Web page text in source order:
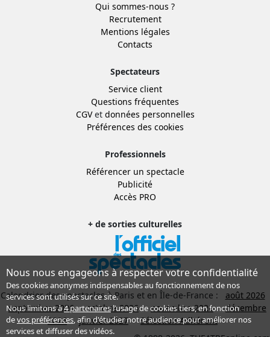
Qui sommes-nous ?
Recrutement
Mentions légales
Contacts
Spectateurs
Service client
Questions fréquentes
CGVet données personnelles
Préférences des cookies
Professionnels
Référencer un spectacle
Publicité
Accès PRO
+ de sorties culturelles
Calendrier des spectacles à Paris et en Île-de-France :
août 2026
septembre 2026
octobre 2026 novembre 2026
décembre
2026
janvier 2027
Sélection Adhérent
Nous nous engageons à respecter votre confidentialité
Des cookies anonymes indispensables au fonctionnement de nos
services sont utilisés sur ce site.
Nous limitons à4 partenairesl’usage de cookies tiers, en fonction
devos préférences, afin d'étudier notre audience pour améliorer nos
services et diffuser des vidéos.